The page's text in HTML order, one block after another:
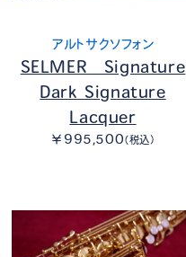
アルトサクソフォン
SELMER Signature
Dark Signature
Lacquer
￥995,500（税込）